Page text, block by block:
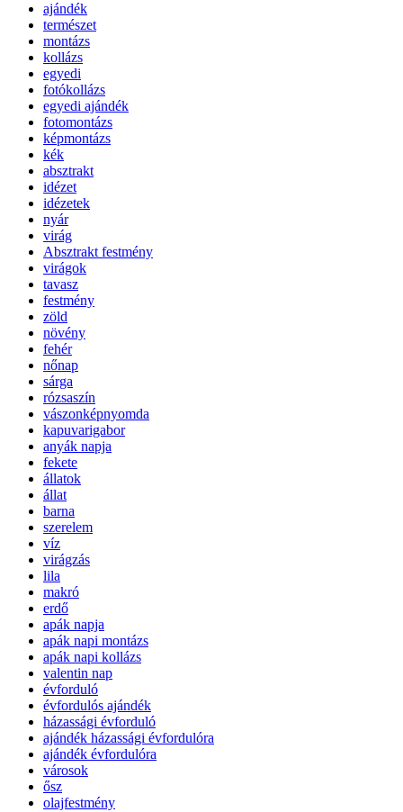
ajándék
természet
montázs
kollázs
egyedi
fotókollázs
egyedi ajándék
fotomontázs
képmontázs
kék
absztrakt
idézet
idézetek
nyár
virág
Absztrakt festmény
virágok
tavasz
festmény
zöld
növény
fehér
nőnap
sárga
rózsaszín
vászonképnyomda
kapuvarigabor
anyák napja
fekete
állatok
állat
barna
szerelem
víz
virágzás
lila
makró
erdő
apák napja
apák napi montázs
apák napi kollázs
valentin nap
évforduló
évfordulós ajándék
házassági évforduló
ajándék házassági évfordulóra
ajándék évfordulóra
városok
ősz
olajfestmény